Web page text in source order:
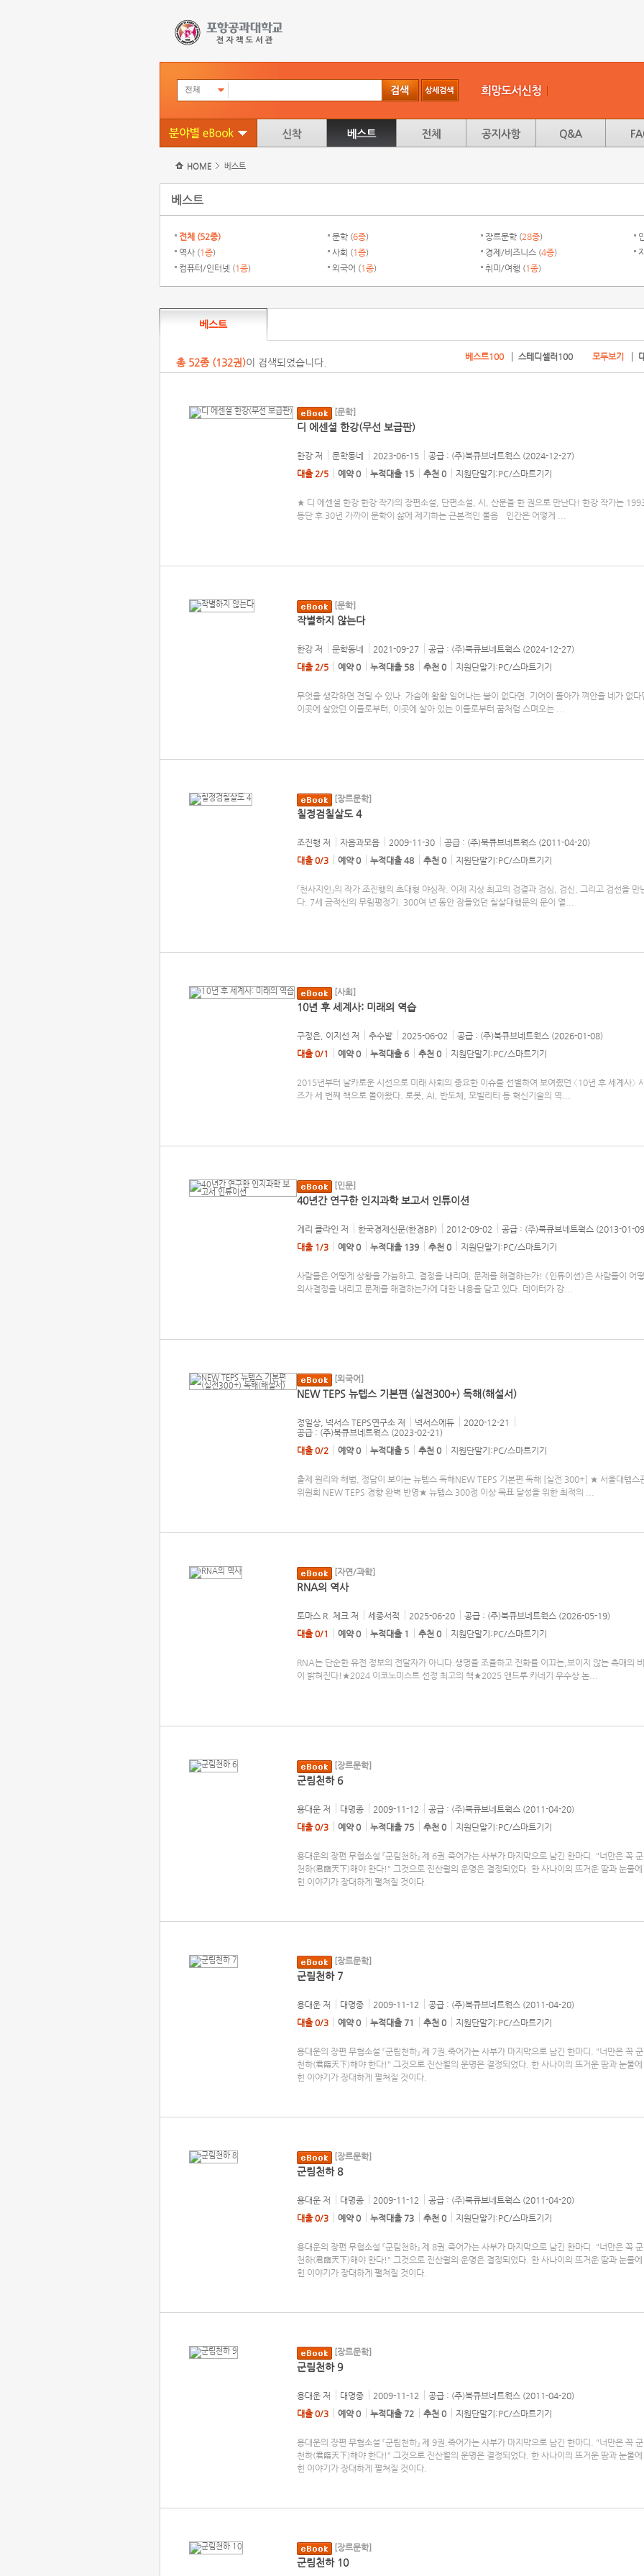
전체
HOME 베스트
베스트
전체 (52종) 문학 (6종) 장르문학 (28종)
역사 (1종) 사회 (1종) 경제/비즈니스 (4종)
컴퓨터/인터넷 (1종) 외국어 (1종) 취미/여행 (1종)
베스트
총 52종 (132권)이 검색되었습니다. 베스트100 스테디셀러100 모두보기
[문학]
디 에센셜 한강(무선 보급판)
한강 저 문학동네 2023-06-15
공급 : (주)북큐브네트웍스 (2024-12-27)
대출 2/5
예약 0 누적대출 15 추천 0 지원단말기:PC/스마트기기
★ 디 에센셜 한강 한강 작가의 장편소설, 단편소설, 시, 산문을 한 권으로 만난다! 한강 작가는
등단 후 30년 가까이 문학이 삶에 제기하는 근본적인 물음─인간은 어떻게
[문학]
작별하지 않는다
한강 저 문학동네 2021-09-27
공급 : (주)북큐브네트웍스 (2024-12-27)
대출 2/5
예약 0 누적대출 58 추천 0 지원단말기:PC/스마트기기
무엇을 생각하면 견딜 수 있나. 가슴에 활활 일어나는 불이 없다면. 기어이 돌아가 껴안을 네가 없다
이곳에 살았던 이들로부터, 이곳에 살아 있는 이들로부터 꿈처럼 스며오는
[장르문학]
칠정검칠살도 4
조진행 저 자음과모음 2009-11-30
공급 : (주)북큐브네트웍스 (2011-04-20)
대출 0/3
예약 0 누적대출 48 추천 0 지원단말기:PC/스마트기기
『천사지인』의 작가 조진행의 초대형 야심작. 이제 지상 최고의 검결과 검심, 검신, 그리고 검선을 만
다. 7세 금적신의 무림평정기. 300여 년 동안 잠들었던 칠살대행문의 문이 열
[사회]
10년 후 세계사: 미래의 역습
구정은, 이지선 저 추수밭 2025-06-02
공급 : (주)북큐브네트웍스 (2026-01-08)
대출 0/1
예약 0 누적대출 6 추천 0 지원단말기:PC/스마트기기
2015년부터 날카로운 시선으로 미래 사회의 중요한 이슈를 선별하여 보여줬던 〈10년 후 세계사〉
즈가 세 번째 책으로 돌아왔다. 로봇, AI, 반도체, 모빌리티 등 혁신기술의 역
[인문]
40년간 연구한 인지과학 보고서 인튜이션
게리 클라인 저 한국경제신문(한경BP) 2012-09-02
공급 : (주)북큐브네트웍스 (2013-01-
대출 1/3
예약 0 누적대출 139 추천 0 지원단말기:PC/스마트기기
사람들은 어떻게 상황을 가늠하고, 결정을 내리며, 문제를 해결하는가! 《인튜이션》은 사람들이 어
의사결정을 내리고 문제를 해결하는가에 대한 내용을 담고 있다. 데이터가 강
[외국어]
NEW TEPS 뉴텝스 기본편 (실전300+) 독해(해설서)
정일상, 넥서스 TEPS연구소 저 넥서스에듀
2020-12-21
공급 : (주)북큐브네트웍스 (2023-02-21)
대출 0/2
예약 0 누적대출 5 추천 0 지원단말기:PC/스마트기기
출제 원리와 해법, 정답이 보이는 뉴텝스 독해NEW TEPS 기본편 독해 [실전 300+] ★ 서울대텝스
위원회 NEW TEPS 경향 완벽 반영★ 뉴텝스 300점 이상 목표 달성을 위한 최적의
[자연/과학]
RNA의 역사
토마스 R. 체크 저 세종서적 2025-06-20
공급 : (주)북큐브네트웍스 (2026-05-19)
대출 0/1
예약 0 누적대출 1 추천 0 지원단말기:PC/스마트기기
RNA는 단순한 유전 정보의 전달자가 아니다.생명을 조율하고 진화를 이끄는,보이지 않는 촉매의
이 밝혀진다!★2024 이코노미스트 선정 최고의 책★2025 앤드루 카네기 우수상 논
[장르문학]
군림천하 6
용대운 저 대명종 2009-11-12
공급 : (주)북큐브네트웍스 (2011-04-20)
대출 0/3
예약 0 누적대출 75 추천 0 지원단말기:PC/스마트기기
용대운의 장편 무협소설 『군림천하』 제 6권.죽어가는 사부가 마지막으로 남긴 한마디. "너만은 꼭
천하(君臨天下)해야 한다!" 그것으로 진산월의 운명은 결정되었다. 한 사나이의 뜨거운 땀과 눈물
힌 이야기가 장대하게 펼쳐질 것이다.
[장르문학]
군림천하 7
용대운 저 대명종 2009-11-12
공급 : (주)북큐브네트웍스 (2011-04-20)
대출 0/3
예약 0 누적대출 71 추천 0 지원단말기:PC/스마트기기
용대운의 장편 무협소설 『군림천하』 제 7권.죽어가는 사부가 마지막으로 남긴 한마디. "너만은 꼭
천하(君臨天下)해야 한다!" 그것으로 진산월의 운명은 결정되었다. 한 사나이의 뜨거운 땀과 눈물
힌 이야기가 장대하게 펼쳐질 것이다.
[장르문학]
군림천하 8
용대운 저 대명종 2009-11-12
공급 : (주)북큐브네트웍스 (2011-04-20)
대출 0/3
예약 0 누적대출 73 추천 0 지원단말기:PC/스마트기기
용대운의 장편 무협소설 『군림천하』 제 8권.죽어가는 사부가 마지막으로 남긴 한마디. "너만은 꼭
천하(君臨天下)해야 한다!" 그것으로 진산월의 운명은 결정되었다. 한 사나이의 뜨거운 땀과 눈물
힌 이야기가 장대하게 펼쳐질 것이다.
[장르문학]
군림천하 9
용대운 저 대명종 2009-11-12
공급 : (주)북큐브네트웍스 (2011-04-20)
대출 0/3
예약 0 누적대출 72 추천 0 지원단말기:PC/스마트기기
용대운의 장편 무협소설 『군림천하』 제 9권.죽어가는 사부가 마지막으로 남긴 한마디. "너만은 꼭
천하(君臨天下)해야 한다!" 그것으로 진산월의 운명은 결정되었다. 한 사나이의 뜨거운 땀과 눈물
힌 이야기가 장대하게 펼쳐질 것이다.
[장르문학]
군림천하 10